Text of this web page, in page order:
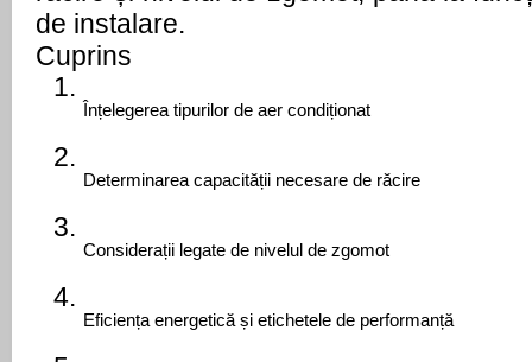
de instalare.
Cuprins
Înțelegerea tipurilor de aer condiționat
Determinarea capacității necesare de răcire
Considerații legate de nivelul de zgomot
Eficiența energetică și etichetele de performanță